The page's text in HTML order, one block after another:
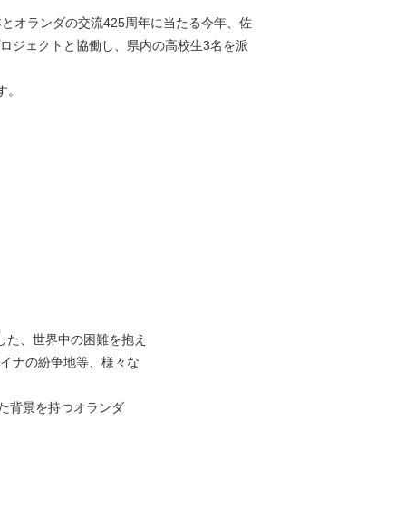
オランダの交流425周年に当たる今年、佐
ジェクトと協働し、県内の高校生3名を派
、世界中の困難を抱え
ナの紛争地等、様々な
背景を持つオランダ